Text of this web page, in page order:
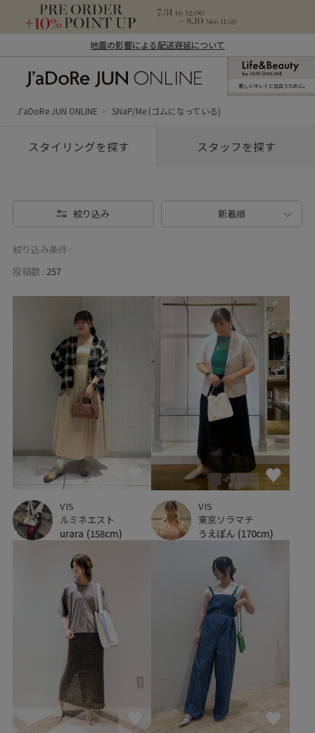
地震の影響による配送遅延について
ン オンライン）
新しいキレイと出合うために。
J'aDoRe JUN ONLINE SNaP/Me (ゴムになっている)
スタイリングを探す スタッフを探す
絞り込み 新着順
絞り込み条件 :
投稿数 : 257
VIS
ルミネエスト
urara (158cm)
VIS
東京ソラマチ
うえぽん (170cm)